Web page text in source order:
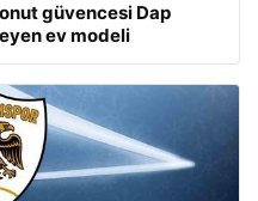
güvencesi Dap
ev modeli